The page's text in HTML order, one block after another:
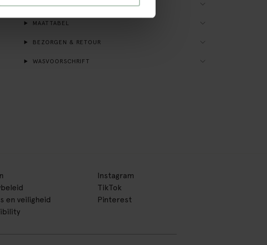
ALLES OVER DIT PRODUCT
MAATTABEL
BEZORGEN & RETOUR
WASVOORSCHRIFT
en veiligheid
Instagram
TikTok
Pinterest